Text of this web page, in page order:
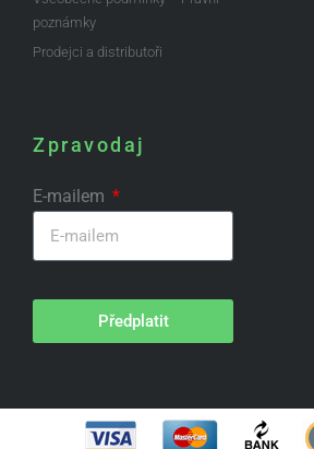
poznámky
Prodejci a distributoři
Zpravodaj
E-mailem
Předplatit